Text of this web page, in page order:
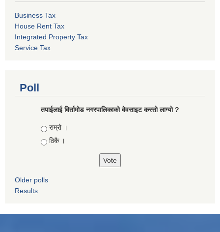
Business Tax
House Rent Tax
Integrated Property Tax
Service Tax
Poll
तपाईलाई विर्तामोड नगरपालिकाको वेवसाइट कस्ताे लाग्याे ?
Choices
राम्रो ।
ठिकै ।
Older polls
Results